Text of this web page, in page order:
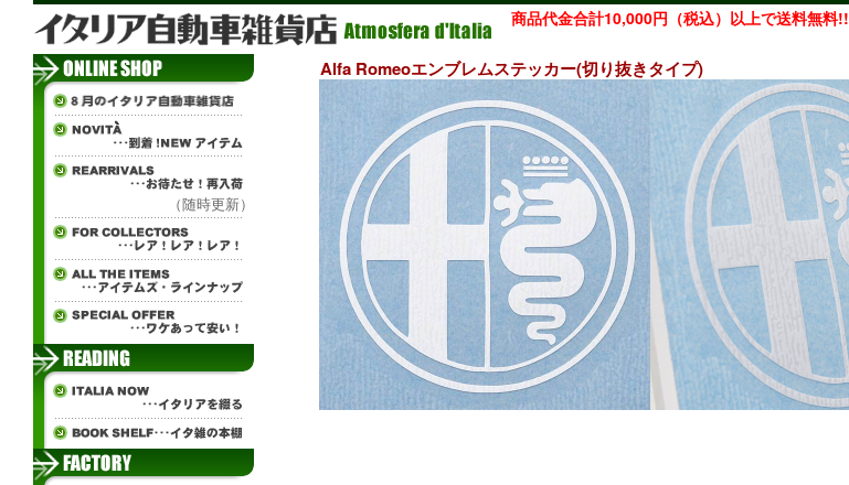
商品代金合計10,000円（税込）以上で送料無料!!
（随時更新）
Alfa Romeoエンブレムステッカー(切り抜きタイプ)